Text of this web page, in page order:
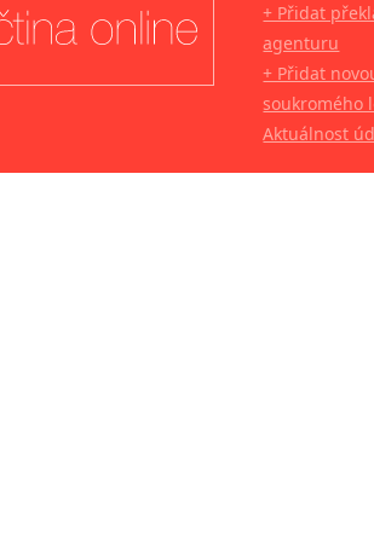
+ Přidat
agenturu
+ Přidat
soukromého
Aktuálnost